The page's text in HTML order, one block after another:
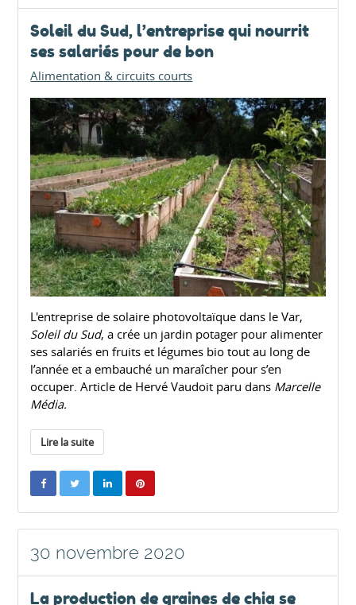
Soleil du Sud, l’entreprise qui nourrit
ses salariés pour de bon
Alimentation & circuits courts
L'entreprise de solaire photovoltaïque dans le Var,
Soleil du Sud, a crée un jardin potager pour alimenter
ses salariés en fruits et légumes bio tout au long de
l’année et a embauché un maraîcher pour s’en
occuper. Article de Hervé Vaudoit paru dans Marcelle
Média.
Lire la suite
30 novembre 2020
La production de graines de chia se